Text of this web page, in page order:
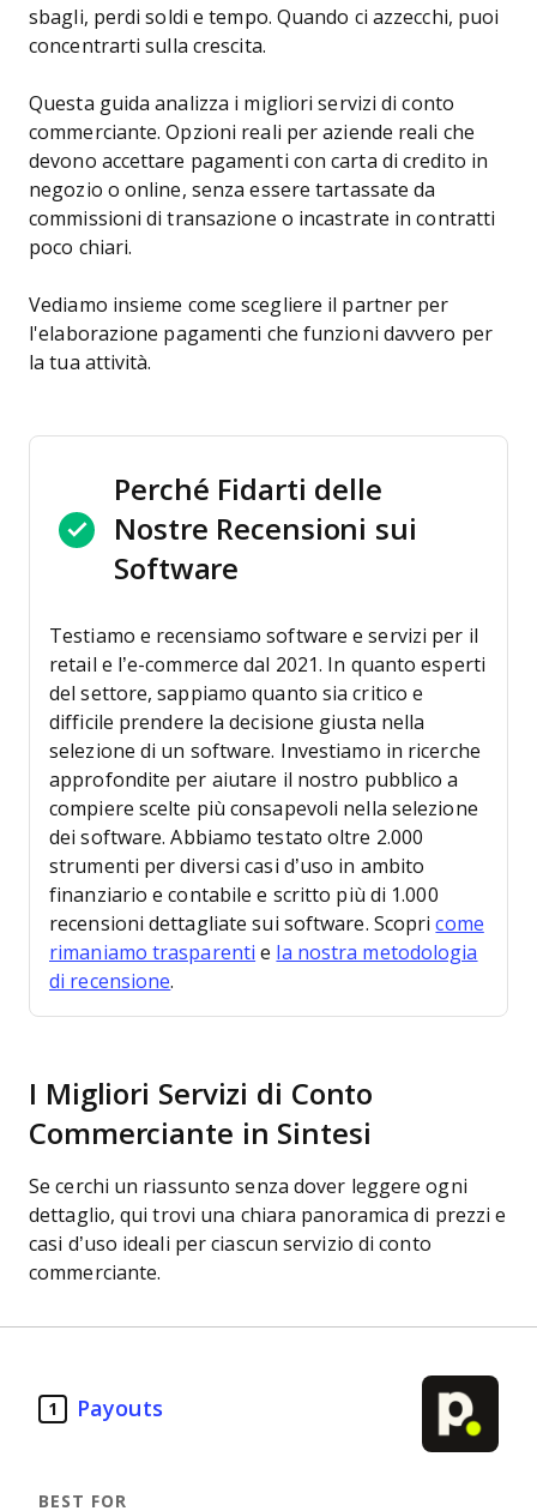
sbagli, perdi soldi e tempo. Quando ci azzecchi, puoi
concentrarti sulla crescita.
Questa guida analizza i migliori servizi di conto
commerciante. Opzioni reali per aziende reali che
devono accettare pagamenti con carta di credito in
negozio o online, senza essere tartassate da
commissioni di transazione o incastrate in contratti
poco chiari.
Vediamo insieme come scegliere il partner per
l'elaborazione pagamenti che funzioni davvero per
la tua attività.
Perché Fidarti delle
Nostre Recensioni sui
Software
Testiamo e recensiamo software e servizi per il
retail e l’e-commerce dal 2021.
In quanto esperti
del settore, sappiamo quanto sia critico e
difficile prendere la decisione giusta nella
selezione di un software. Investiamo in ricerche
approfondite per aiutare il nostro pubblico a
compiere scelte più consapevoli nella selezione
dei software. Abbiamo testato oltre 2.000
strumenti per diversi casi d’uso in ambito
finanziario e contabile e scritto più di 1.000
recensioni dettagliate sui software. Scopricome
rimaniamo trasparenti e la nostra metodologia
di recensione.
I Migliori Servizi di Conto
Commerciante in Sintesi
Se cerchi un riassunto senza dover leggere ogni
dettaglio, qui trovi una chiara panoramica di prezzi e
casi d’uso ideali per ciascun servizio di conto
commerciante.
1 Payouts